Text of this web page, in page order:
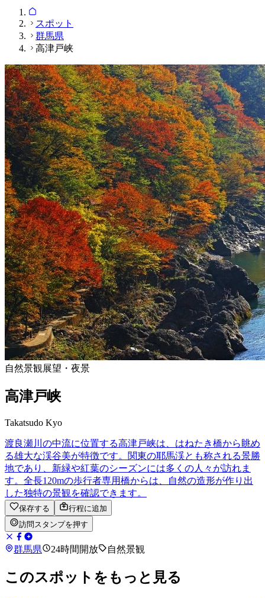
スポット
群馬県
高津戸峡
自然景観展望・夜景
高津戸峡
Takatsudo Kyo
渡良瀬川の中流に位置する高津戸峡は、はねたき橋から眺め
る雄大な渓谷美が特徴です。関東の耶馬渓とも称される景勝
地であり、新緑や紅葉のシーズンには多くの人々が訪れま
す。全長120mの歩行者専用橋からは、自然の造形が作り出
した独特の景観を確認できます。
保存する
行程に追加
訪問スタンプを押す
群馬県 24時間開放 自然景観
このスポットをもっと見る